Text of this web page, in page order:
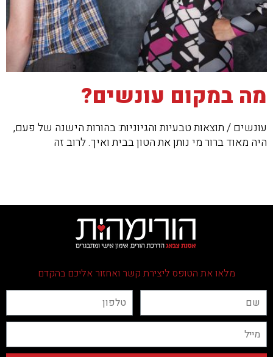
מה במקום עונשים?
עונשים / תוצאות טבעיות והגיוניות: בהורות הישנה של פעם,
היה מאוד ברור מי נותן את הטון בבית ואיך. לרוב זה
מלאו את הטופס ליצירת קשר ואחזור אליכם בהקדם